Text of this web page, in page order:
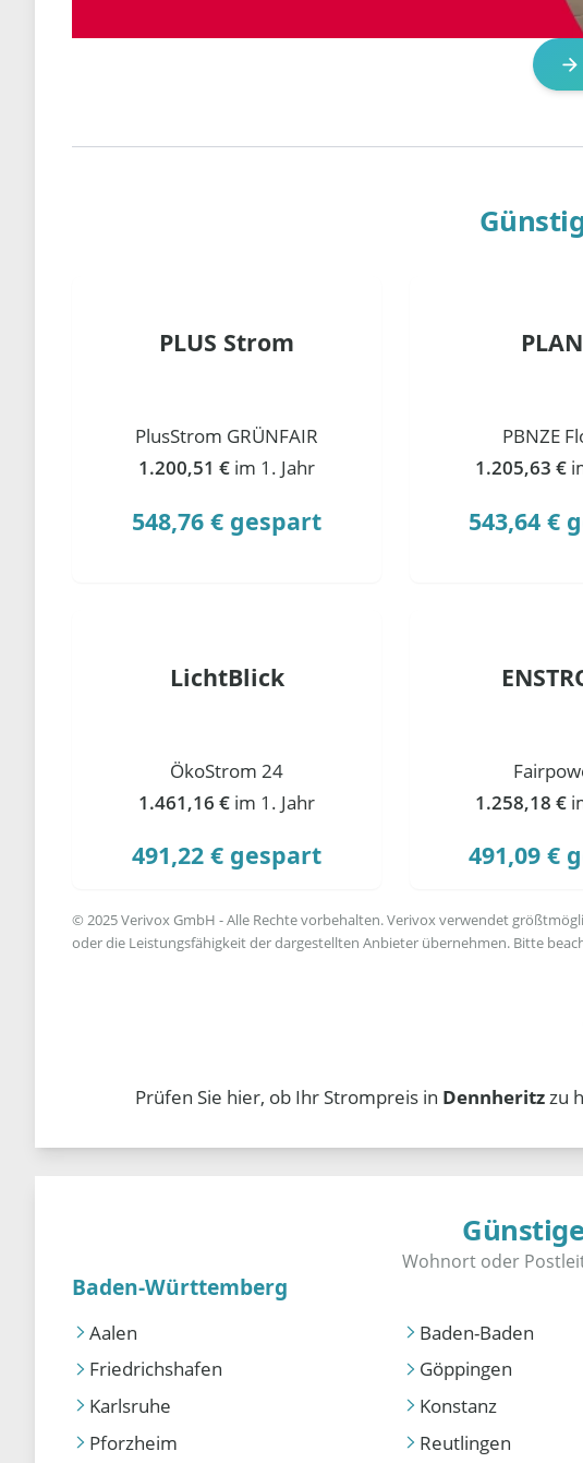
PLUS Strom
PlusStrom GRÜNFAIR
1.200,51 € im 1. Jahr
548,76 € gespart
PBNZE
1.205,63 €
543,64 €
LichtBlick
ÖkoStrom 24
1.461,16 € im 1. Jahr
491,22 € gespart
1.258,18 €
491,09 €
© 2025 Verivox GmbH - Alle Rechte vorbehalten. Verivox verwendet
oder die Leistungsfähigkeit der dargestellten Anbieter übernehmen. Bitte
Prüfen Sie hier, ob Ihr Strompreis in Dennheritzzu
Baden-Württemberg
Aalen Baden-Baden
Friedrichshafen
Göppingen
Karlsruhe
Konstanz
Pforzheim
Reutlingen